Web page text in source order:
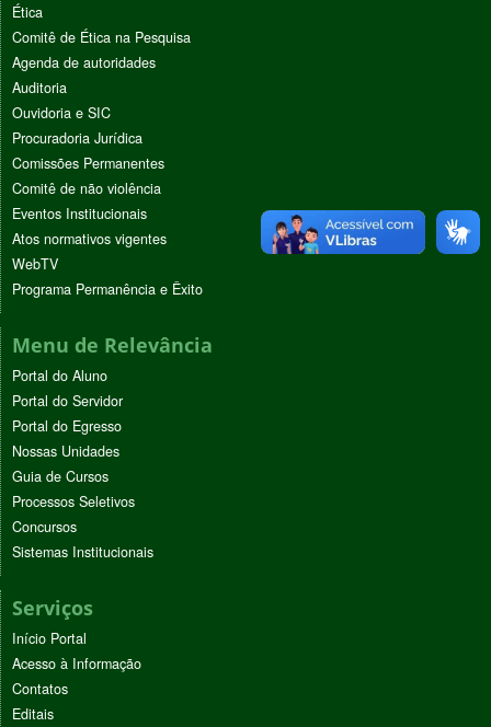
Ética
Comitê de Ética na Pesquisa
Agenda de autoridades
Auditoria
Ouvidoria e SIC
Procuradoria Jurídica
Comissões Permanentes
Comitê de não violência
Eventos Institucionais
Atos normativos vigentes
WebTV
Programa Permanência e Êxito
Menu de Relevância
Portal do Aluno
Portal do Servidor
Portal do Egresso
Nossas Unidades
Guia de Cursos
Processos Seletivos
Concursos
Sistemas Institucionais
Serviços
Início Portal
Acesso à Informação
Contatos
Editais